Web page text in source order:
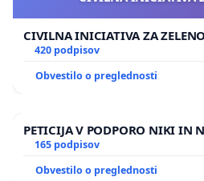
CIVILNA INICIATIVA ZA
420 podpisov
Obvestilo o preglednosti
PETICIJA V PODPORO NIKI IN
165 podpisov
Obvestilo o preglednosti